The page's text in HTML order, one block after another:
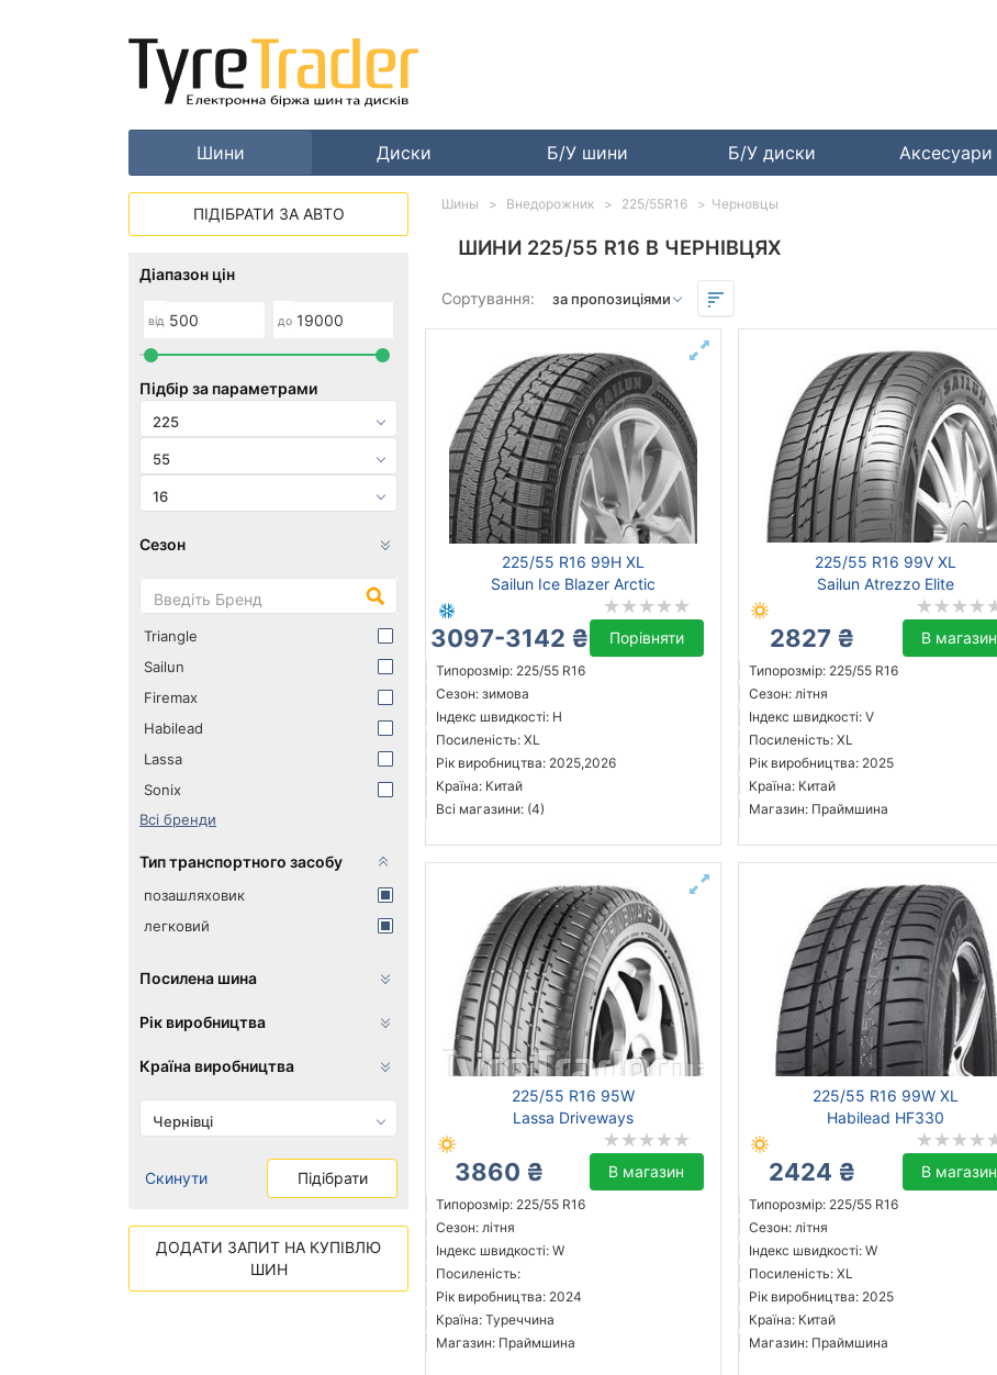
Шини Диски Б/У шини Б/У диски Аксесуари
ШИНИ 225/55 R16 В ЧЕРНІВЦЯХ
Сортування:
225/55 R16 99H XL
Sailun Ice Blazer Arctic
3097-3142 ₴ Порівняти
Типорозмір: 225/55 R16
Сезон: зимова
Індекс швидкості: H
Посиленість: XL
Рік виробництва: 2025,2026
Країна: Китай
Всі магазини: (4)
225/55 R16 99V XL
Sailun Atrezzo Elite
2827 ₴ В магазин
Типорозмір: 225/55 R16
Сезон: літня
Індекс швидкості: V
Посиленість: XL
Рік виробництва: 2025
Країна: Китай
Магазин: Праймшина
225/55 R16 95W
Lassa Driveways
3860 ₴ В магазин
Типорозмір: 225/55 R16
Сезон: літня
Індекс швидкості: W
Посиленість:
Рік виробництва: 2024
Країна: Туреччина
Магазин: Праймшина
225/55 R16 99W XL
Habilead HF330
2424 ₴ В магазин
Типорозмір: 225/55 R16
Сезон: літня
Індекс швидкості: W
Посиленість: XL
Рік виробництва: 2025
Країна: Китай
Магазин: Праймшина
Шины Внедорожник 225/55R16 Черновцы
ПІДІБРАТИ ЗА АВТО
Діапазон цін
від до
Підбір за параметрами
225
55
16
Сезон
Triangle
Sailun
Firemax
Habilead
Lassa
Sonix
Всі бренди
Тип транспортного засобу
позашляховик
легковий
Посилена шина
Рік виробництва
Країна виробництва
Чернівці
Скинути Підібрати
ДОДАТИ ЗАПИТ НА КУПІВЛЮ
ШИН